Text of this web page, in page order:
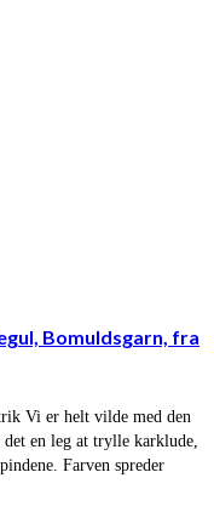
Bomuldsgarn, fra
Vi er helt vilde med den
en leg at trylle karklude,
Farven spreder